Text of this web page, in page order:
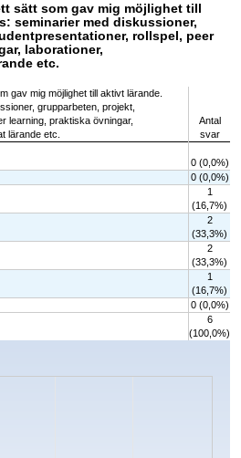
sätt som gav mig möjlighet till
seminarier med diskussioner,
rollspel, peer
laborationer,
etc.
gav mig möjlighet till aktivt lärande.
grupparbeten, projekt,
learning, praktiska övningar,
lärande etc.
Antal
svar
0 (0,0%)
0 (0,0%)
1
(16,7%)
2
(33,3%)
2
(33,3%)
1
(16,7%)
0 (0,0%)
6
(100,0%)